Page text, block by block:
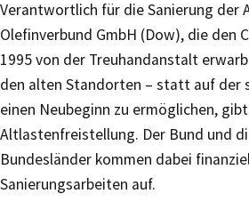
Verantwortlich für die Sanierung der
Olefinverbund GmbH (Dow), die den
1995 von der Treuhandanstalt
den alten Standorten – statt auf der
einen Neubeginn zu ermöglichen,
Altlastenfreistellung. Der Bund und
Bundesländer kommen dabei
Sanierungsarbeiten auf.